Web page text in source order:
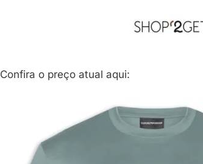
Confira o preço atual aqui: